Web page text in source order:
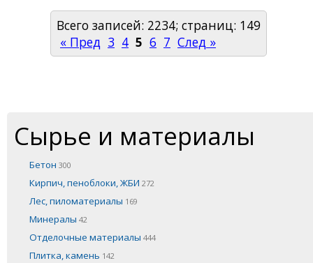
Всего записей: 2234; страниц: 149
« Пред 3 4 5 6 7 След »
Сырье и материалы
Бетон 300
Кирпич, пеноблоки, ЖБИ 272
Лес, пиломатериалы 169
Минералы 42
Отделочные материалы 444
Плитка, камень 142